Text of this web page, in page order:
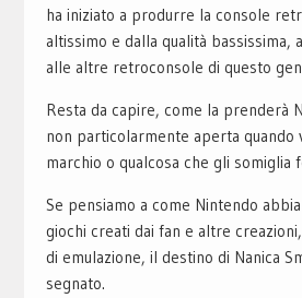
ha iniziato a produrre la console
altissimo e dalla qualità bassissima,
alle altre retroconsole di questo
Resta da capire, come la prenderà
non particolarmente aperta quando
marchio o qualcosa che gli somiglia
Se pensiamo a come Nintendo
giochi creati dai fan e altre
di emulazione, il destino di Nanica
segnato.